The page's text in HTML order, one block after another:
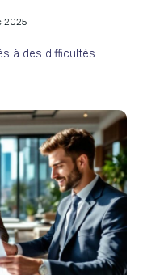
2025
à des difficultés